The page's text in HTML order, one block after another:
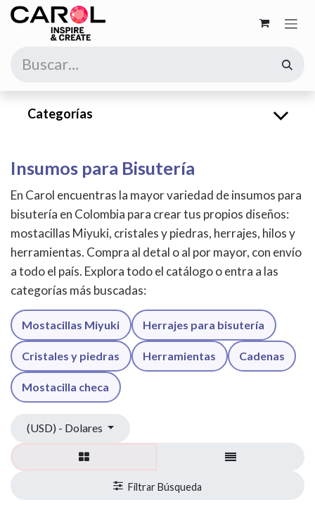
Ir al contenido
Categorías
Insumos para Bisutería
En Carol encuentras la mayor variedad de insumos para
bisutería en Colombia para crear tus propios diseños:
mostacillas Miyuki, cristales y piedras, herrajes, hilos y
herramientas. Compra al detal o al por mayor, con envío
a todo el país. Explora todo el catálogo o entra a las
categorías más buscadas:
Mostacillas Miyuki Herrajes para bisutería
Cristales y piedras Herramientas Cadenas
Mostacilla checa
(USD) - Dolares